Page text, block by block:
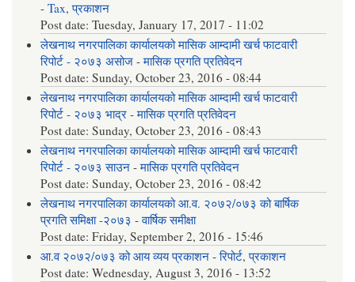
-Tax,प्रकाशन
Post date:Tuesday, January 17, 2017 - 11:02
लेखनाथ नगरपालिका कार्यालयको मासिक आम्दामी खर्च फाटवारी
रिपोर्ट - २०७३ असोज -मासिक प्रगति प्रतिवेदन
Post date:Sunday, October 23, 2016 - 08:44
लेखनाथ नगरपालिका कार्यालयको मासिक आम्दामी खर्च फाटवारी
रिपोर्ट - २०७३ भाद्र-मासिक प्रगति प्रतिवेदन
Post date:Sunday, October 23, 2016 - 08:43
लेखनाथ नगरपालिका कार्यालयको मासिक आम्दामी खर्च फाटवारी
रिपोर्ट - २०७३ साउन-मासिक प्रगति प्रतिवेदन
Post date:Sunday, October 23, 2016 - 08:42
लेखनाथ नगरपालिका कार्यालयको आ.व. २०७२/०७३ को बार्षिक
प्रगति समिक्षा -२०७३-वार्षिक समीक्षा
Post date:Friday, September 2, 2016 - 15:46
आ.व २०७२/०७३ को आय व्यय प्रकाशन-रिपोर्ट,प्रकाशन
Post date:Wednesday, August 3, 2016 - 13:52